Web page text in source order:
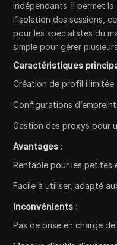
indépendants. Il permet
l’isolation des sessions,
pour les spécialistes du
simple pour gérer
Caractéristiques
Création de profil illimitée
Configurations
Gestion des proxys pour
Avantages :
Rentable pour les petites
Facile à utiliser, adapté
Inconvénients :
Pas de prise en charge de